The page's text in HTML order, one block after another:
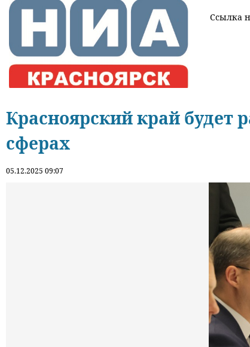
Ссылка
Красноярский край будет
сферах
05.12.2025 09:07